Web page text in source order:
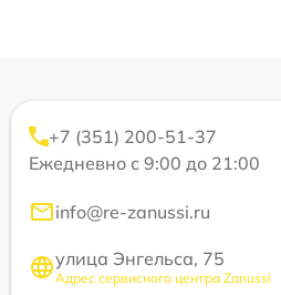
+7 (351) 200-51-37
Ежедневно с 9:00 до 21:00
info@re-zanussi.ru
улица Энгельса, 75
Адрес сервисного центра Zanussi